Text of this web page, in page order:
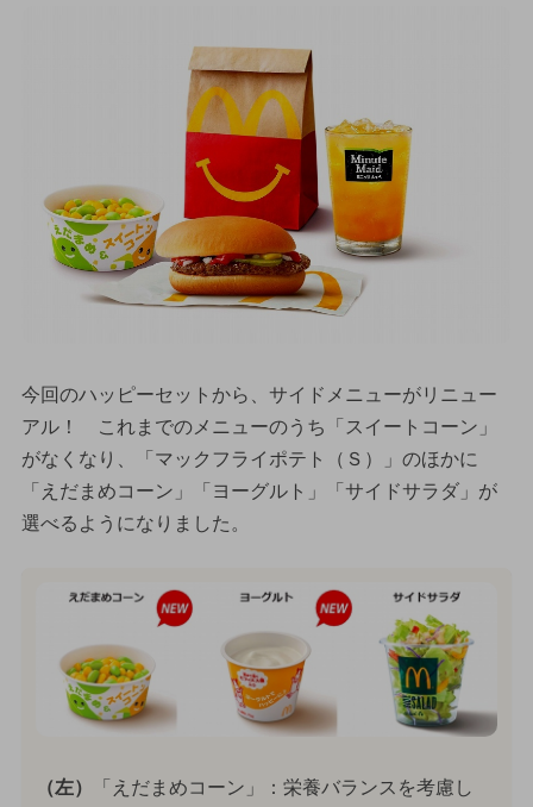
今回のハッピーセットから、サイドメニューがリニュー
アル！ これまでのメニューのうち「スイートコーン」
がなくなり、「マックフライポテト（Ｓ）」のほかに
「えだまめコーン」「ヨーグルト」「サイドサラダ」が
選べるようになりました。
（左）
「えだまめコーン」：栄養バランスを考慮し